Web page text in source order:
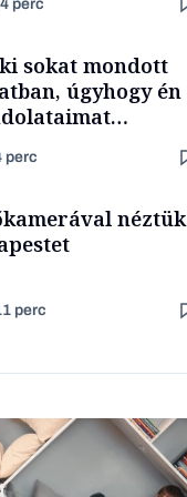
4 perc
sokat mondott
úgyhogy én
perc
néztük
perc